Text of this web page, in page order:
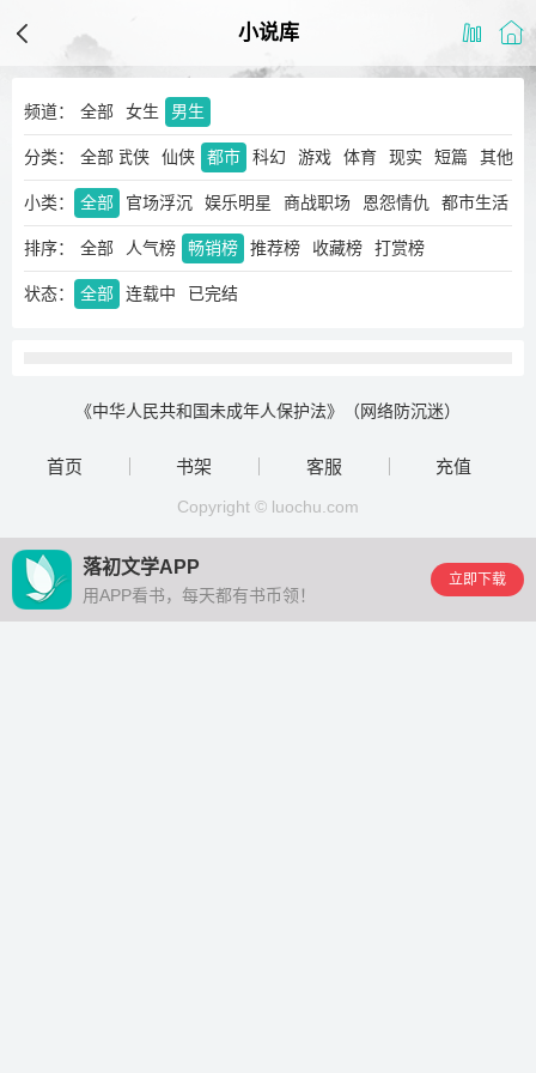
小说库
频道： 全部 女生 男生
分类： 全部
玄幻 奇幻 武侠 仙侠 都市 科幻 游戏 体育 现实 短篇 其他
小类： 全部 官场浮沉 娱乐明星 商战职场 恩怨情仇 都市生活
排序： 全部 人气榜 畅销榜 推荐榜 收藏榜 打赏榜
状态： 全部 连载中 已完结
《中华人民共和国未成年人保护法》（网络防沉迷）
首页 书架 客服 充值
Copyright © luochu.com
落初文学APP
用APP看书，每天都有书币领！
立即下载